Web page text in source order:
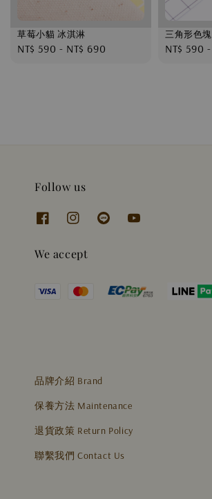
草莓小貓 冰淇淋
Regular
NT$ 590 - NT$ 690
三角形色塊
Regular
NT$ 590 -
Follow us
We accept
品牌介紹 Brand
保養方法 Maintenance
退貨政策 Return Policy
聯繫我們 Contact Us